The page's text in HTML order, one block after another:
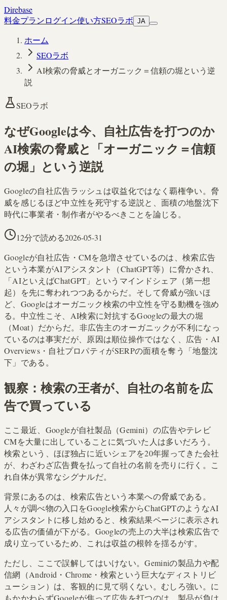
Direbase
料金プランログイン使い方SEOラボ JA
ホーム
SEOラボ
AI検索の脅威とオーガニック＝信頼の堀という逆
説
SEOラボ
なぜGoogleは今、 自社広告を打つのか
AI検索の脅威と「オーガニック＝信頼
の堀」という逆説
Googleの自社広告ラッシュは収益化ではなく覇権争い。脅
威を感じるほど中立性を死守する逆説と、面積の地盤沈下
時代に事業者・制作者がやるべきことを論じる。
12分で読める2026-05-31
Googleが自社広告・CMを急増させているのは、検索広告
という本業がAIアシスタント（ChatGPT等）に脅かされ、
「AIといえばChatGPT」というマインドシェア（第一想
起）を先に奪われつつあるからだ。そして脅威が強いほ
ど、Googleはオーガニック検索の中立性を守る動機を強め
る。中立性こそ、AI検索に対抗するGoogleの最大の堀
（Moat）だからだ。非広告主のオーガニックが不利になっ
ているのは事実だが、原因は順位操作ではなく、広告・AI
Overviews・自社プロパティがSERPの面積を奪う「地盤沈
下」である。
観察：検索の王者が、自社の名前を広
告で買っている
ここ最近、Googleが自社製品（Gemini）の広告やテレビ
CMを大量に出していることに気づいた人は多いだろう。
検索という、ほぼ独占に近いシェアを20年握ってきた会社
が、わざわざ広告費を払って自社の名前を売りに行く。こ
れ自体が異常なシグナルだ。
背景にあるのは、検索広告という本業への脅威である。
人々が調べ物の入口をGoogle検索からChatGPTのようなAI
アシスタントに移し始めると、検索結果ページに表示され
る広告の価値が下がる。Googleの売上の大半は検索広告で
成り立っているため、これは収益の根幹を揺るがす。
ただし、ここで誤解してはいけない。Geminiの製品力や配
信網（Android・Chrome・検索という巨大なディストリビ
ューション）は、客観的に見て弱くない。むしろ強い。に
もかかわらずGoogleが焦って広告を打つのは、製品が負け